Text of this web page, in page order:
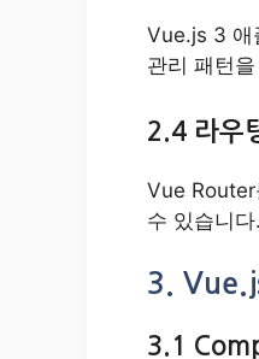
Vue.js 3 애
관리 패턴
2.4 라우
Vue Router
수 있습니
3.
3.1